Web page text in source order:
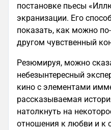
постановке пьесы
экранизации. Его
показать, как можно
другом чувственный
Резюмируя, можно
небезынтересный
кино с элементами
рассказываемая
натолкнуть на
отношения к любви и к